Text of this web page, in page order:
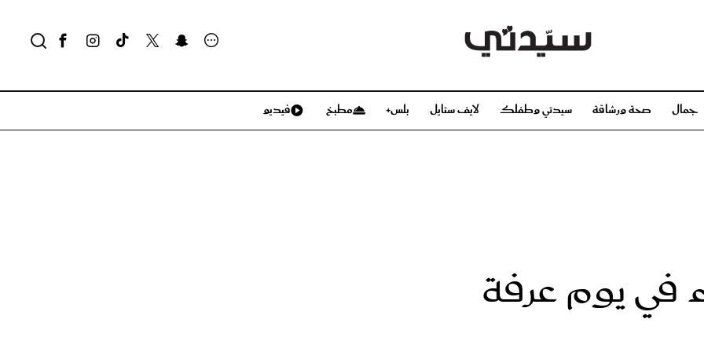
جمال صحة ورشاقة سيدتي وطفلك لايف ستايل بلس+ مطبخ فيديو
في يوم عرفة
مجلة سيدتي
مناسبات X سيدتي